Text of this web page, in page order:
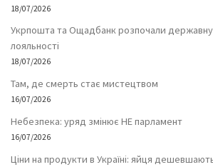
18/07/2026
Укрпошта та Ощадбанк розпочали
лояльності
18/07/2026
Там, де смерть стає мистецтвом
16/07/2026
Небезпека: уряд змінює НЕ парламент
16/07/2026
Ціни на продукти в Україні: яйця